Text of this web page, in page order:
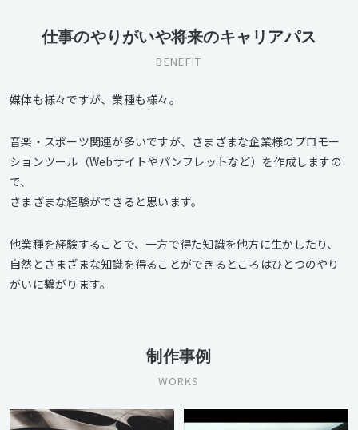
仕事のやりがいや将来のキャリアパス
BENEFIT
媒体も様々ですが、業種も様々。
音楽・スポーツ関連が多いですが、さまざまな企業様のプロモー
ションツール（Webサイトやパンフレットなど）を作成しますの
で、
さまざまな経験ができると思います。
他業種を経験することで、一方で得た知識を他方に生かしたり、
自然とさまざまな知識を得ることができるところはひとつのやり
がいに繋がります。
制作事例
WORKS